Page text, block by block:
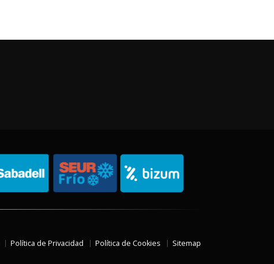
Política de Privacidad Política de Cookies Sitemap